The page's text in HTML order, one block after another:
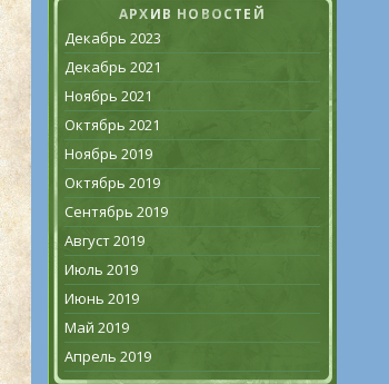
АРХИВ НОВОСТЕЙ
Декабрь 2023
Декабрь 2021
Ноябрь 2021
Октябрь 2021
Ноябрь 2019
Октябрь 2019
Сентябрь 2019
Август 2019
Июль 2019
Июнь 2019
Май 2019
Апрель 2019